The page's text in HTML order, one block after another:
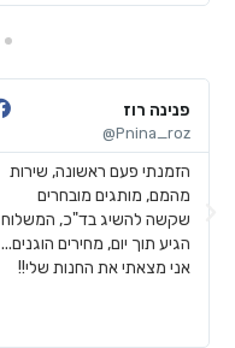
פנינה רוז
Pnina_roz@
הזמנתי פעם ראשונה, שירות
מהמם, מותגים מובחרים
שקשה להשיג בד"כ, המשלוח
הגיע תוך יום, מחירים הוגנים...
אני מצאתי את החנות שלי!!